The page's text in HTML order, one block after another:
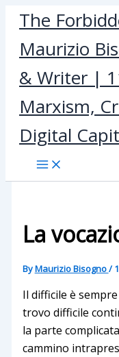
Skip
content
The
Maurizio
& Writer |
Marxism,
Digital
La
ByMaurizio Bisogno/
Il difficile è
trovo difficile
la parte
cammino